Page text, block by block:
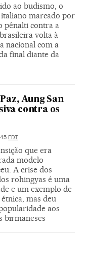
ao budismo, o
marcado por
pênalti contra a
volta à
nacional com a
final diante da
Aung San
contra os
EDT
que era
modelo
A crise dos
rohingyas é uma
e um exemplo de
mas deu
aos
birmaneses